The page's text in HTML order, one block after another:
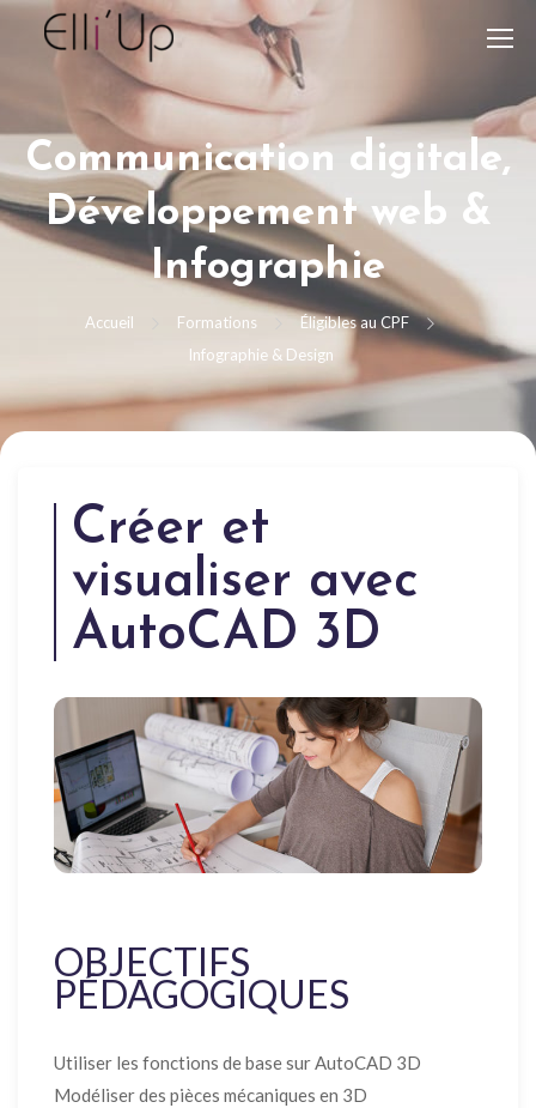
Communication digitale,
Développement web &
Infographie
Accueil Formations
Éligibles au CPF
Infographie & Design
Créer et
visualiser avec
AutoCAD 3D
OBJECTIFS
PÉDAGOGIQUES
Utiliser les fonctions de base sur AutoCAD 3D
Modéliser des pièces mécaniques en 3D